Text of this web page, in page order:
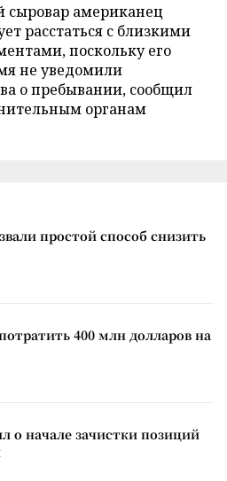
сыровар американец
расстаться с близкими
поскольку его
не уведомили
о пребывании, сообщил
органам
простой способ снизить
400 млн долларов на
о начале зачистки позиций